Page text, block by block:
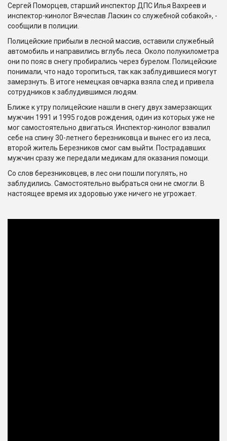
Сергей Поморцев, старший инспектор ДПС Илья Вахреев и
инспектор-кинолог Вячеслав Ласкин со служебной собакой», -
сообщили в полиции.
Полицейские прибыли в лесной массив, оставили служебный
автомобиль и направились вглубь леса. Около полукилометра
они по пояс в снегу пробирались через бурелом. Полицейские
понимали, что надо торопиться, так как заблудившиеся могут
замерзнуть. В итоге немецкая овчарка взяла след и привела
сотрудников к заблудившимся людям.
Ближе к утру полицейские нашли в снегу двух замерзающих
мужчин 1991 и 1995 годов рождения, один из которых уже не
мог самостоятельно двигаться. Инспектор-кинолог взвалил
себе на спину 30-летнего березниковца и вынес его из леса,
второй житель Березников смог сам выйти. Пострадавших
мужчин сразу же передали медикам для оказания помощи.
Со слов березниковцев, в лес они пошли погулять, но
заблудились. Самостоятельно выбраться они не смогли. В
настоящее время их здоровью уже ничего не угрожает.